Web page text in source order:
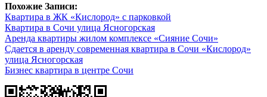
Похожие Записи:
Квартира в ЖК «Кислород» с парковкой
Квартира в Сочи улица Ясногорская
Аренда квартиры жилом комплексе «Сияние Сочи»
Сдается в аренду современная квартира в Сочи «Кислород»
улица Ясногорская
Бизнес квартира в центре Сочи